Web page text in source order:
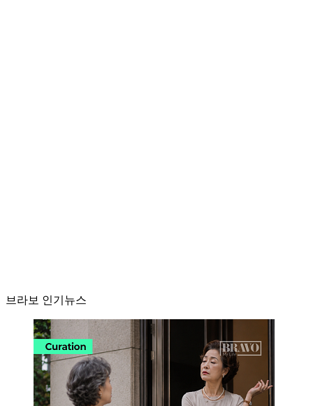
브라보 인기뉴스